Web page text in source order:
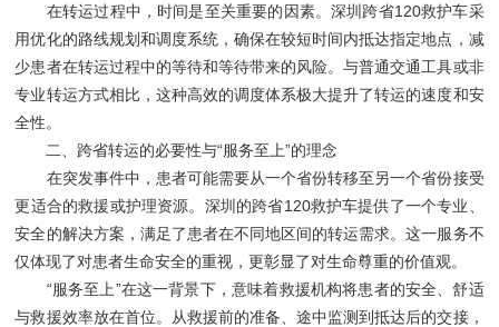
在转运过程中，时间是至关重要的因素。深圳跨省120救护车采
用优化的路线规划和调度系统，确保在较短时间内抵达指定地点，减
少患者在转运过程中的等待和等待带来的风险。与普通交通工具或非
专业转运方式相比，这种高效的调度体系极大提升了转运的速度和安
全性。
二、跨省转运的必要性与“服务至上”的理念
在突发事件中，患者可能需要从一个省份转移至另一个省份接受
更适合的救援或护理资源。深圳的跨省120救护车提供了一个专业、
安全的解决方案，满足了患者在不同地区间的转运需求。这一服务不
仅体现了对患者生命安全的重视，更彰显了对生命尊重的价值观。
“服务至上”在这一背景下，意味着救援机构将患者的安全、舒适
与救援效率放在首位。从救援前的准备、途中监测到抵达后的交接，